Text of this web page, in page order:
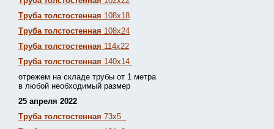
Труба толстостенная 108х18
Труба толстостенная 108х24
Труба толстостенная 114х22
Труба толстостенная 140х14
отрежем на складе трубы от 1 метра
в любой необходимый размер
25 апреля 2022
Труба толстостенная 73х5